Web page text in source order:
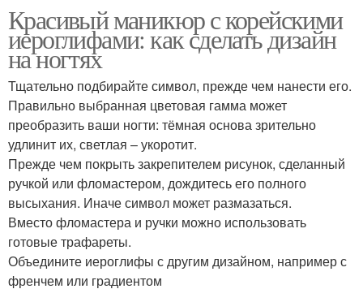
Красивый маникюр с корейскими
иероглифами: как сделать дизайн
на ногтях
Тщательно подбирайте символ, прежде чем нанести его.
Правильно выбранная цветовая гамма может
преобразить ваши ногти: тёмная основа зрительно
удлинит их, светлая – укоротит.
Прежде чем покрыть закрепителем рисунок, сделанный
ручкой или фломастером, дождитесь его полного
высыхания. Иначе символ может размазаться.
Вместо фломастера и ручки можно использовать
готовые трафареты.
Объедините иероглифы с другим дизайном, например с
френчем или градиентом